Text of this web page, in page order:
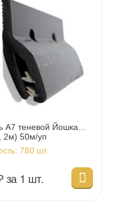
А7 теневой Йошка
2м) 50м/уп
780 шт.
за 1 шт.